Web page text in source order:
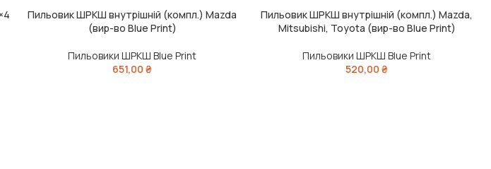
ДОДАТИ В КОШИК
Пильовик ШРКШ внутрішній (компл.) Mazda
(вир-во Blue Print)
Пильовики ШРКШ Blue Print
651,00₴
ДОДАТИ В КОШИК
Пильовик ШРКШ внутрішній (компл.) Mazda,
Mitsubishi, Toyota (вир-во Blue Print)
Пильовики ШРКШ Blue Print
520,00₴